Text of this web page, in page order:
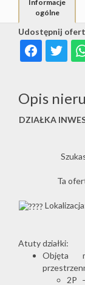
Udostępnij
Informacje
ogólne
Opis
DZIAŁKA
Ta
Atuty działki:
Objęta
2P